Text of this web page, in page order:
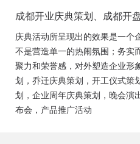
成都开业庆典策划、成都开
策划、成都启动仪式策划、
工仪式策划、成都竣工仪式
成都奠基仪式策划、成都签
策划、成都揭牌仪式策划、
庆典活动所呈现出的效果是一个
不是营造单一的热闹氛围；务实
聚力和荣誉感，对外塑造企业形
划，乔迁庆典策划，开工仪式策
划，企业周年庆典策划，晚会演
布会，产品推广活动